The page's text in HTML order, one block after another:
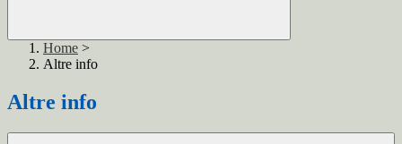
Home >
Altre info
Altre info